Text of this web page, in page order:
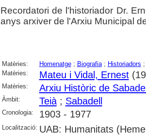
Recordatori de l'historiador Dr.
anys arxiver de l'Arxiu Municipal
Matèries: Homenatge; Biografia; Historiadors ;
Matèries:
Mateu i Vidal, Ernest
Matèries: Arxiu Històric de
Àmbit: Teià; Sabadell
Cronologia: 1903 - 1977
Localització: UAB: Humanitats